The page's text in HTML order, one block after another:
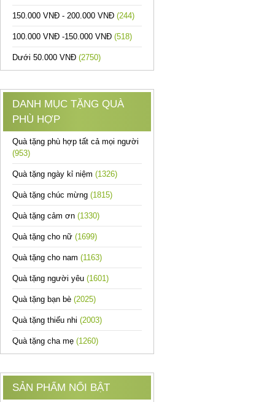
150.000 VNĐ - 200.000 VNĐ (244)
100.000 VNĐ -150.000 VNĐ (518)
Dưới 50.000 VNĐ (2750)
DANH MỤC TẶNG QUÀ
PHÙ HỢP
Quà tặng phù hợp tất cả mọi người
(953)
Quà tặng ngày kỉ niệm (1326)
Quà tặng chúc mừng (1815)
Quà tặng cảm ơn (1330)
Quà tặng cho nữ (1699)
Quà tặng cho nam (1163)
Quà tặng người yêu (1601)
Quà tặng bạn bè (2025)
Quà tặng thiếu nhi (2003)
Quà tặng cha mẹ (1260)
SẢN PHẨM NỔI BẬT